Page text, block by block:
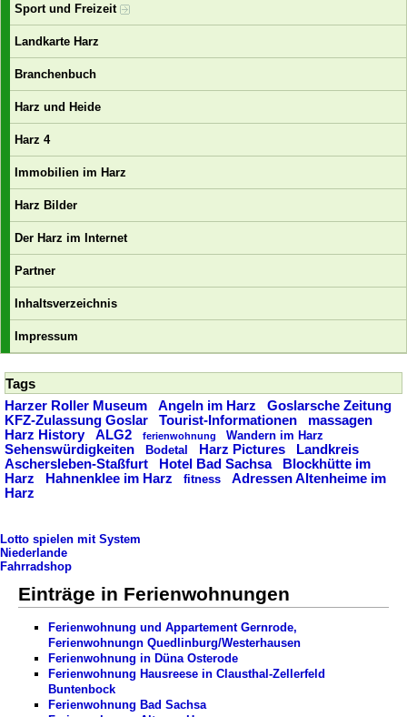
Sport und Freizeit
Landkarte Harz
Branchenbuch
Harz und Heide
Harz 4
Immobilien im Harz
Harz Bilder
Der Harz im Internet
Partner
Inhaltsverzeichnis
Impressum
Tags
Harzer Roller Museum
Angeln im Harz
Goslarsche Zeitung
KFZ-Zulassung Goslar
Tourist-Informationen
massagen
Harz History
ALG2 ferienwohnung Wandern im Harz
Sehenswürdigkeiten Bodetal Harz Pictures
Landkreis
Aschersleben-Staßfurt
Hotel Bad Sachsa
Blockhütte im
Harz
Hahnenklee im Harz fitness
Adressen Altenheime im
Harz
Lotto spielen mit System
Niederlande
Fahrradshop
Einträge in Ferienwohnungen
Ferienwohnung und Appartement Gernrode,
Ferienwohnungn Quedlinburg/Westerhausen
Ferienwohnung in Düna Osterode
Ferienwohnung Hausreese in Clausthal-Zellerfeld
Buntenbock
Ferienwohnung Bad Sachsa